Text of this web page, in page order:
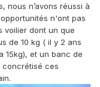
nous n’avons réussi à
n'ont pas
voilier dont un que
de 10 kg ( il y 2 ans
15kg), et un banc de
concrétisé ces